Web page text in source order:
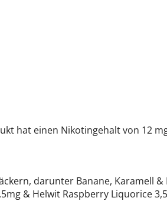
hat einen Nikotingehalt von 12
darunter Banane, Karamell &
& Helwit Raspberry Liquorice